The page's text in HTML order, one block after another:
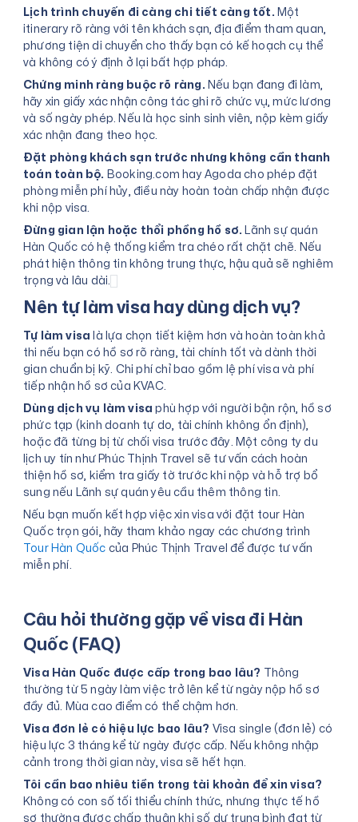
Lịch trình chuyến đi càng chi tiết càng tốt.Một
itinerary rõ ràng với tên khách sạn, địa điểm tham quan,
phương tiện di chuyển cho thấy bạn có kế hoạch cụ thể
và không có ý định ở lại bất hợp pháp.
Chứng minh ràng buộc rõ ràng.Nếu bạn đang đi làm,
hãy xin giấy xác nhận công tác ghi rõ chức vụ, mức lương
và số ngày phép. Nếu là học sinh sinh viên, nộp kèm giấy
xác nhận đang theo học.
Đặt phòng khách sạn trước nhưng không cần thanh
toán toàn bộ. Booking.com hay Agoda cho phép đặt
phòng miễn phí hủy, điều này hoàn toàn chấp nhận được
khi nộp visa.
Đừng gian lận hoặc thổi phồng hồ sơ.Lãnh sự quán
Hàn Quốc có hệ thống kiểm tra chéo rất chặt chẽ. Nếu
phát hiện thông tin không trung thực, hậu quả sẽ nghiêm
trọng và lâu dài.
Nên tự làm visa hay dùng dịch vụ?
Tự làm visalà lựa chọn tiết kiệm hơn và hoàn toàn khả
thi nếu bạn có hồ sơ rõ ràng, tài chính tốt và dành thời
gian chuẩn bị kỹ. Chi phí chỉ bao gồm lệ phí visa và phí
tiếp nhận hồ sơ của KVAC.
Dùng dịch vụ làm visaphù hợp với người bận rộn, hồ sơ
phức tạp (kinh doanh tự do, tài chính không ổn định),
hoặc đã từng bị từ chối visa trước đây. Một công ty du
lịch uy tín như Phúc Thịnh Travel sẽ tư vấn cách hoàn
thiện hồ sơ, kiểm tra giấy tờ trước khi nộp và hỗ trợ bổ
sung nếu Lãnh sự quán yêu cầu thêm thông tin.
Nếu bạn muốn kết hợp việc xin visa với đặt tour Hàn
Quốc trọn gói, hãy tham khảo ngay các chương trình
Tour Hàn Quốc của Phúc Thịnh Travel để được tư vấn
miễn phí.
Câu hỏi thường gặp về visa đi Hàn
Quốc (FAQ)
Visa Hàn Quốc được cấp trong bao lâu? Thông
thường từ 5 ngày làm việc trở lên kể từ ngày nộp hồ sơ
đầy đủ. Mùa cao điểm có thể chậm hơn.
Visa đơn lẻ có hiệu lực bao lâu? Visa single (đơn lẻ) có
hiệu lực 3 tháng kể từ ngày được cấp. Nếu không nhập
cảnh trong thời gian này, visa sẽ hết hạn.
Tôi cần bao nhiêu tiền trong tài khoản để xin visa?
Không có con số tối thiểu chính thức, nhưng thực tế hồ
sơ thường được chấp thuận khi số dư trung bình đạt từ